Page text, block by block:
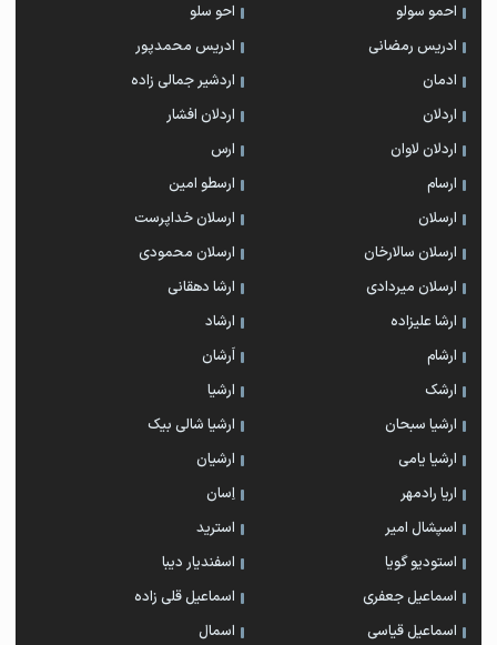
احمو سولو
احو سلو
ادریس رمضانی
ادریس محمدپور
ادمان
اردشیر جمالی زاده
اردلان
اردلان افشار
اردلان لاوان
ارس
ارسام
ارسطو امین
ارسلان
ارسلان خداپرست
ارسلان سالارخان
ارسلان محمودی
ارسلان میردادی
ارشا دهقانی
ارشا علیزاده
ارشاد
ارشام
اَرشان
ارشک
ارشیا
ارشیا سبحان
ارشیا شالی بیک
ارشیا یامی
ارشیان
اریا رادمهر
اِسان
اسپشال امیر
استرید
استودیو گویا
اسفندیار دیبا
اسماعیل جعفری
اسماعیل قلی زاده
اسماعیل قیاسی
اسمال